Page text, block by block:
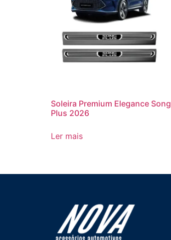
Soleira Premium Elegance Song
Plus 2026
Ler mais